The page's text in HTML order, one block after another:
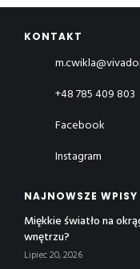
KONTAKT
+48 785 409 803
Facebook
Instagram
NAJNOWSZE WPISY
Miękkie światło na
wnętrzu?
Lipiec 20, 2026